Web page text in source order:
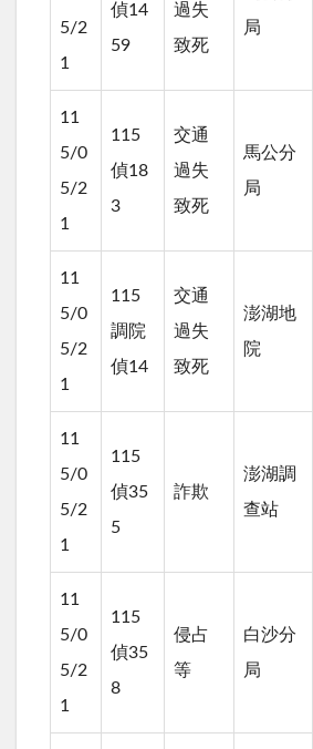
5/2
1
偵14
59
過失
致死
局
11
5/0
5/2
1
115
偵18
3
交通
過失
致死
馬公分
局
11
5/0
5/2
1
115
調院
偵14
交通
過失
致死
澎湖地
院
11
5/0
5/2
1
115
偵35
5
詐欺
澎湖調
查站
11
5/0
5/2
1
115
偵35
8
侵占
等
白沙分
局